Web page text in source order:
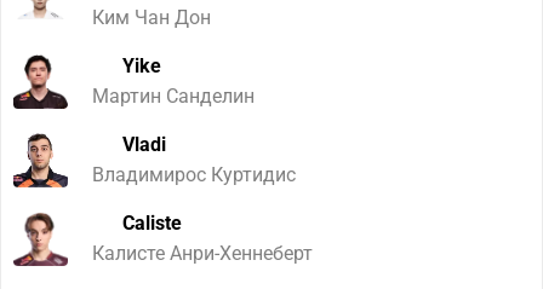
Ким Чан Дон
Yike
Мартин Санделин
Vladi
Владимирос Куртидис
Caliste
Калисте Анри-Хеннеберт